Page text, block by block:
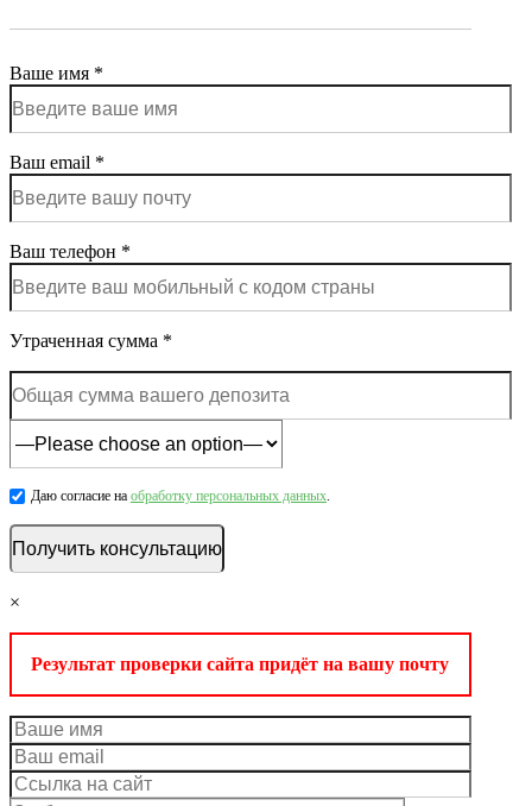
Ваше имя *
Ваш email *
Ваш телефон *
Утраченная сумма *
Даю согласие на обработку персональных данных.
×
Результат проверки сайта придёт на вашу почту